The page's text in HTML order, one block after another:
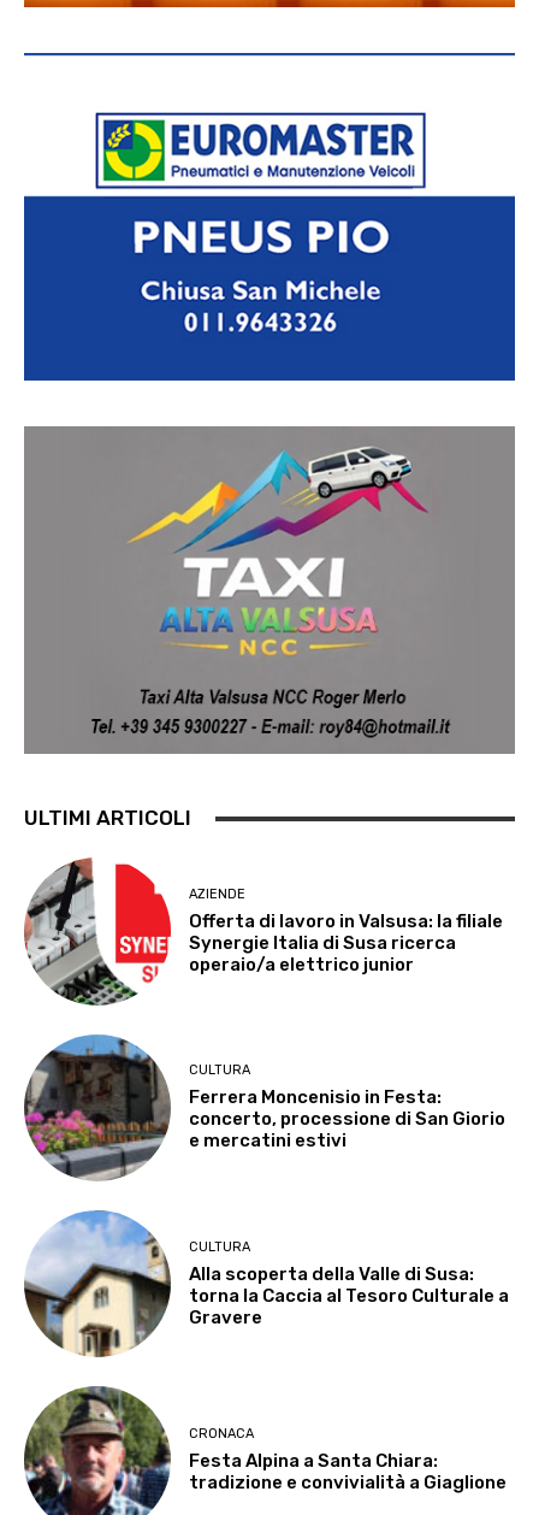
ULTIMI ARTICOLI
AZIENDE
Offerta di lavoro in Valsusa: la filiale
Synergie Italia di Susa ricerca
operaio/a elettrico junior
CULTURA
Ferrera Moncenisio in Festa:
concerto, processione di San Giorio
e mercatini estivi
CULTURA
Alla scoperta della Valle di Susa:
torna la Caccia al Tesoro Culturale a
Gravere
CRONACA
Festa Alpina a Santa Chiara:
tradizione e convivialità a Giaglione